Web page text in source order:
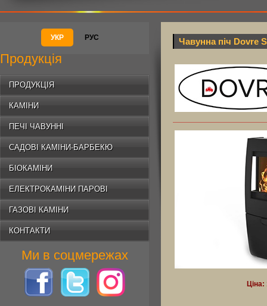
УКР РУС
Продукція
ПРОДУКЦІЯ
КАМІНИ
ПЕЧІ ЧАВУННІ
САДОВІ КАМІНИ-БАРБЕКЮ
БІОКАМІНИ
ЕЛЕКТРОКАМІНИ ПАРОВІ
ГАЗОВІ КАМІНИ
КОНТАКТИ
Ми в соцмережах
Чавунна піч Dovre
Ціна: